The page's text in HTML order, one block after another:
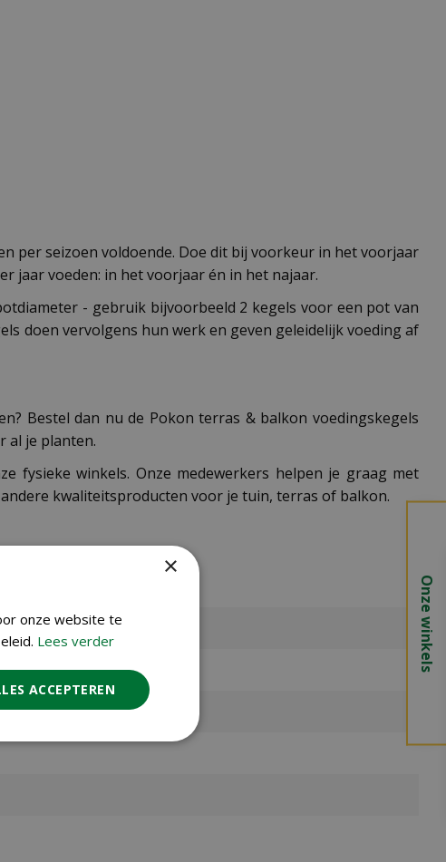
per seizoen voldoende. Doe dit bij voorkeur in het voorjaar
jaar voeden: in het voorjaar én in het najaar.
- gebruik bijvoorbeeld 2 kegels voor een pot van
doen vervolgens hun werk en geven geleidelijk voeding af
Bestel dan nu de Pokon terras & balkon voedingskegels
al je planten.
fysieke winkels. Onze medewerkers helpen je graag met
kwaliteitsproducten voor je tuin, terras of balkon.
Onze winkels
×
onze website te
Lees verder
ACCEPTEREN